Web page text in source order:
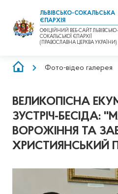
ЛЬВІВСЬКО-СОКАЛЬСЬКА
ЄПАРХІЯ
ОФІЦІЙНИЙ ВЕБ-САЙТ ЛЬВІВСЬКО-
СОКАЛЬСЬКОЇ ЄПАРХІЇ
(ПРАВОСЛАВНА ЦЕРКВА УКРАЇНИ)
РЯДОКФото-відео галерея
ВЕЛИКОПІСНА
ЗУСТРІЧ-БЕСІДА:
ВОРОЖІННЯ ТА
ХРИСТИЯНСЬКИЙ